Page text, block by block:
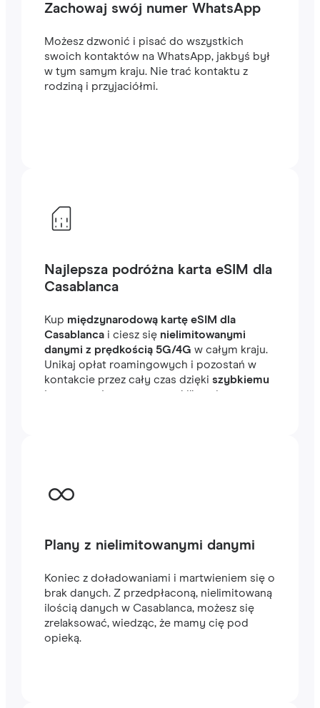
Zachowaj swój numer WhatsApp
Możesz dzwonić i pisać do wszystkich
swoich kontaktów na WhatsApp, jakbyś był
w tym samym kraju. Nie trać kontaktu z
rodziną i przyjaciółmi.
Najlepsza podróżna karta eSIM dla
Casablanca
Kup międzynarodową kartę eSIM dla
Casablancai ciesz się nielimitowanymi
danymi z prędkością 5G/4G w całym kraju.
Unikaj opłat roamingowych i pozostań w
kontakcie przez cały czas dzięki szybkiemu
internetowi , gotowemu w kilka minut za
Plany z nielimitowanymi danymi
Koniec z doładowaniami i martwieniem się o
brak danych. Z przedpłaconą, nielimitowaną
ilością danych w Casablanca, możesz się
zrelaksować, wiedząc, że mamy cię pod
opieką.